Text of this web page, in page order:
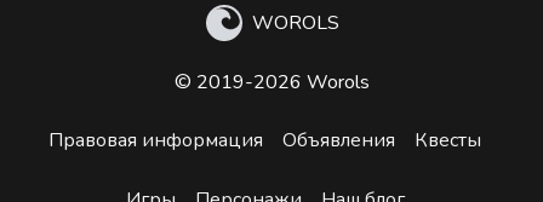
WOROLS
© 2019-2026 Worols
Правовая информация Объявления Квесты